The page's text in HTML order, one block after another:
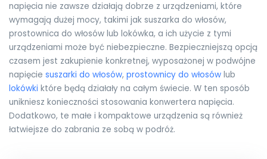
napięcia nie zawsze działają dobrze z urządzeniami, które
wymagają dużej mocy, takimi jak suszarka do włosów,
prostownica do włosów lub lokówka, a ich użycie z tymi
urządzeniami może być niebezpieczne. Bezpieczniejszą opcją
czasem jest zakupienie konkretnej, wyposażonej w podwójne
napięcie suszarki do włosów, prostownicy do włosów lub
lokówki które będą działały na całym świecie. W ten sposób
unikniesz konieczności stosowania konwertera napięcia.
Dodatkowo, te małe i kompaktowe urządzenia są również
łatwiejsze do zabrania ze sobą w podróż.